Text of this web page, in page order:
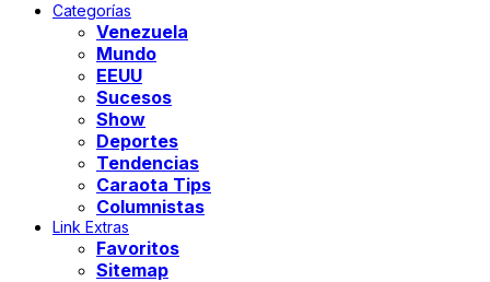
Categorías
Venezuela
Mundo
EEUU
Sucesos
Show
Deportes
Tendencias
Caraota Tips
Columnistas
Link Extras
Favoritos
Sitemap